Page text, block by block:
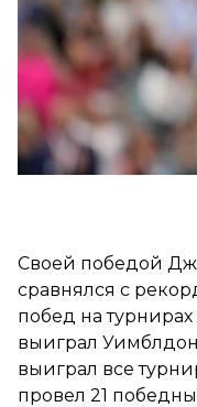
Своей победой
сравнялся с
побед на
выиграл Уимблдон
выиграл все
провел 21